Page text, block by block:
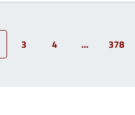
3 4 ... 378